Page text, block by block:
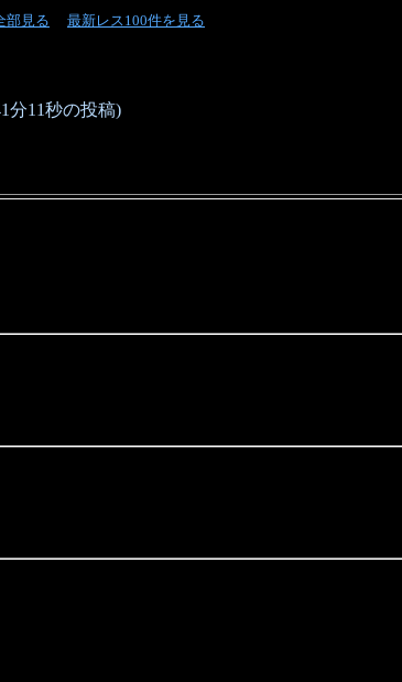
部見る 最新レス100件を見る
分11秒の投稿)